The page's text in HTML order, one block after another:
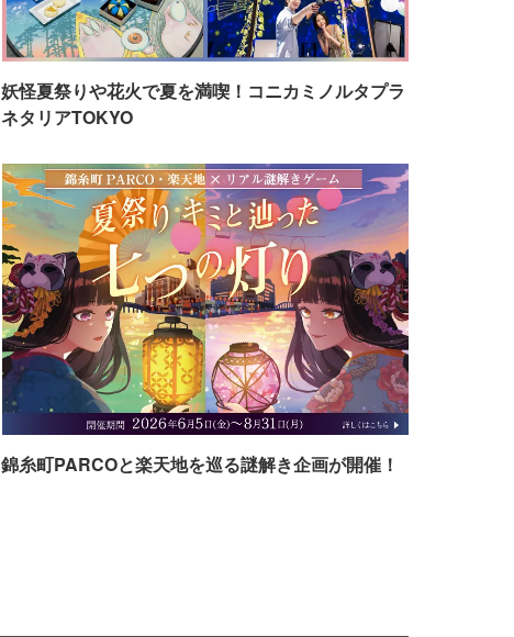
妖怪夏祭りや花火で夏を満喫！コニカミノルタプラ
ネタリアTOKYO
錦糸町PARCOと楽天地を巡る謎解き企画が開催！